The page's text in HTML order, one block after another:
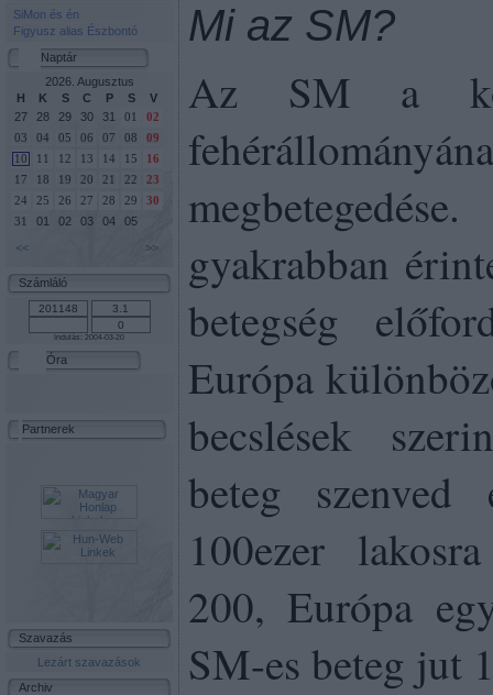
SiMon és én
Figyusz alias Észbontó
Naptár
2026. Augusztus
H
K S C P S
V
27
28 29 30 31 01
02
03
04 05 06 07 08
09
10
11 12 13 14 15
16
17
18 19 20 21 22
23
24
25 26 27 28 29
30
31
01 02 03 04
05
<<
>>
Számláló
Indulás: 2004-03-20
Óra
Partnerek
Szavazás
Lezárt szavazások
Archiv
Mi az SM?
Az SM a
gyakrabban
betegség
Európa
becslések
beteg szenved
100ezer
200, Európa
SM-es beteg jut